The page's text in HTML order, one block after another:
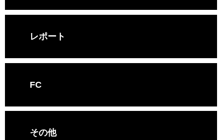
レポート
FC
その他